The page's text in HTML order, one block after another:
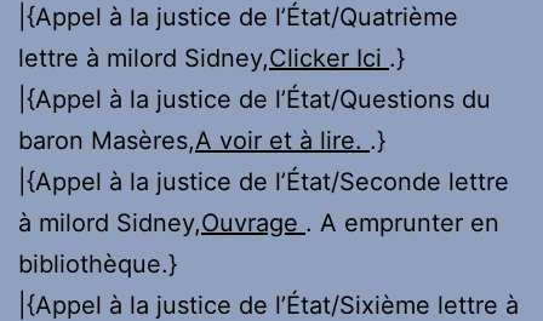
|{Appel à la justice de l’État/Quatrième
lettre à milord Sidney,Clicker Ici .}
|{Appel à la justice de l’État/Questions du
baron Masères,A voir et à lire. .}
|{Appel à la justice de l’État/Seconde lettre
à milord Sidney,Ouvrage . A emprunter en
bibliothèque.}
|{Appel à la justice de l’État/Sixième lettre à